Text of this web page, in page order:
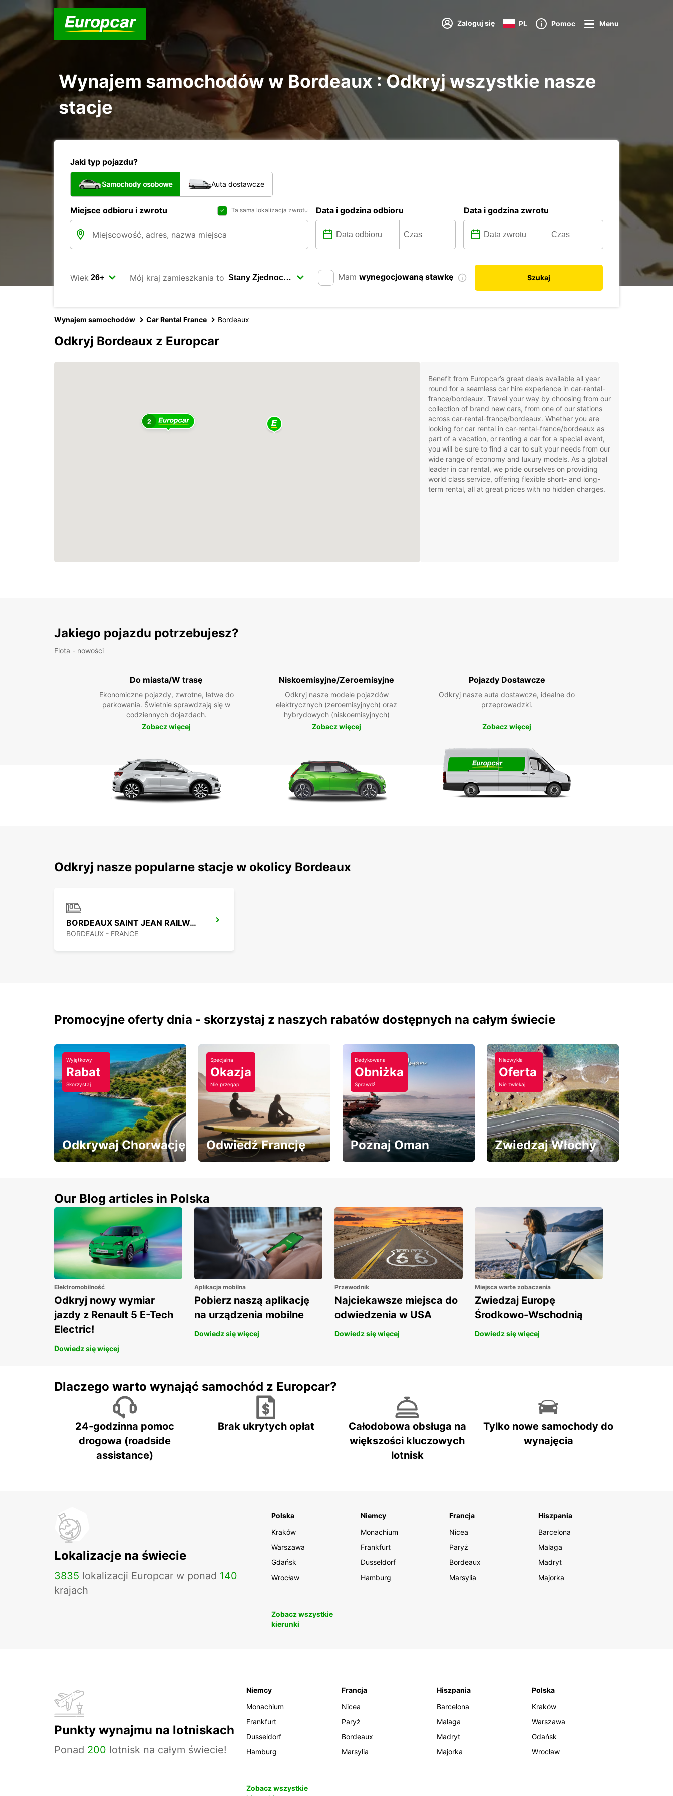
Zaloguj się PL Pomoc Menu
Wynajem samochodów w Bordeaux : Odkryj wszystkie nasze
stacje
Jaki typ pojazdu?
Samochody osobowe Auta dostawcze
Miejsce odbioru i zwrotu Ta sama lokalizacja zwrotu Data i godzina odbioru Data i godzina zwrotu
Wiek Mój kraj zamieszkania to Mam wynegocjowaną stawkę Szukaj
Wynajem samochodów Car Rental France Bordeaux
Odkryj Bordeaux z Europcar
2
Benefit from Europcar’s great deals available all year
round for a seamless car hire experience in car-rental-
france/bordeaux. Travel your way by choosing from our
collection of brand new cars, from one of our stations
across car-rental-france/bordeaux. Whether you are
looking for car rental in car-rental-france/bordeaux as
part of a vacation, or renting a car for a special event,
you will be sure to find a car to suit your needs from our
wide range of economy and luxury models. As a global
leader in car rental, we pride ourselves on providing
world class service, offering flexible short- and long-
term rental, all at great prices with no hidden charges.
Jakiego pojazdu potrzebujesz?
Flota - nowości
Do miasta/W trasę
Ekonomiczne pojazdy, zwrotne, łatwe do
parkowania. Świetnie sprawdzają się w
codziennych dojazdach.
Zobacz więcej
Niskoemisyjne/Zeroemisyjne
Odkryj nasze modele pojazdów
elektrycznych (zeroemisyjnych) oraz
hybrydowych (niskoemisyjnych)
Zobacz więcej
Pojazdy Dostawcze
Odkryj nasze auta dostawcze, idealne do
przeprowadzki.
Zobacz więcej
Odkryj nasze popularne stacje w okolicy Bordeaux
BORDEAUX SAINT JEAN RAILWAY STATION
BORDEAUX - FRANCE
Promocyjne oferty dnia - skorzystaj z naszych rabatów dostępnych na całym świecie
Wyjątkowy
Rabat
Skorzystaj
Odkrywaj Chorwację
aut!
Specjalna
Okazja
Nie przegap
Odwiedź Francję
Dedykowana
Obniżka
Sprawdź
Poznaj Oman
Niezwykła
Oferta
Nie zwlekaj
Zwiedzaj Włochy
Our Blog articles in Polska
Elektromobilność
Odkryj nowy wymiar
jazdy z Renault 5 E-Tech
Electric!
Dowiedz się więcej
Aplikacja mobilna
Pobierz naszą aplikację
na urządzenia mobilne
Dowiedz się więcej
Przewodnik
Najciekawsze miejsca do
odwiedzenia w USA
Dowiedz się więcej
Miejsca warte zobaczenia
Zwiedzaj Europę
Środkowo-Wschodnią
Dowiedz się więcej
Dlaczego warto wynająć samochód z Europcar?
24-godzinna pomoc
drogowa (roadside
assistance)
Brak ukrytych opłat
Całodobowa obsługa na
większości kluczowych
lotnisk
Tylko nowe samochody do
wynajęcia
Lokalizacje na świecie
3835 lokalizacji Europcar w ponad 140
krajach
Polska
Kraków
Warszawa
Gdańsk
Wrocław
Niemcy
Monachium
Frankfurt
Dusseldorf
Hamburg
Francja
Nicea
Paryż
Bordeaux
Marsylia
Hiszpania
Barcelona
Malaga
Madryt
Majorka
Zobacz wszystkie
kierunki
Punkty wynajmu na lotniskach
Ponad 200 lotnisk na całym świecie!
Niemcy
Monachium
Frankfurt
Dusseldorf
Hamburg
Francja
Nicea
Paryż
Bordeaux
Marsylia
Hiszpania
Barcelona
Malaga
Madryt
Majorka
Polska
Kraków
Warszawa
Gdańsk
Wrocław
Zobacz wszystkie